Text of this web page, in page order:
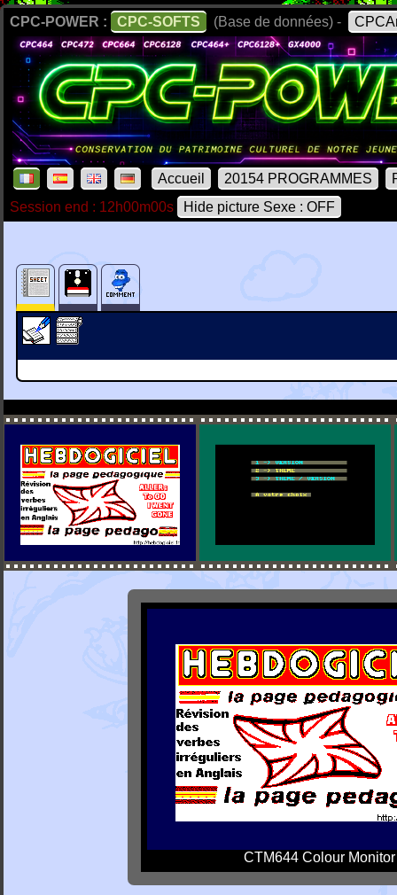
CPC-POWER : CPC-SOFTS (Base de données) -
Accueil 20154 PROGRAMMES
Session end : 12h00m00s
Hide picture Sexe : OFF
CTM644 Colour Monitor